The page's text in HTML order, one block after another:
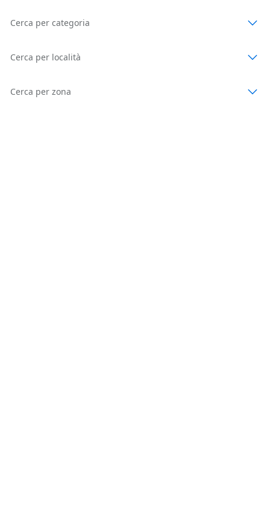
Cerca per categoria
Cerca per località
Cerca per zona